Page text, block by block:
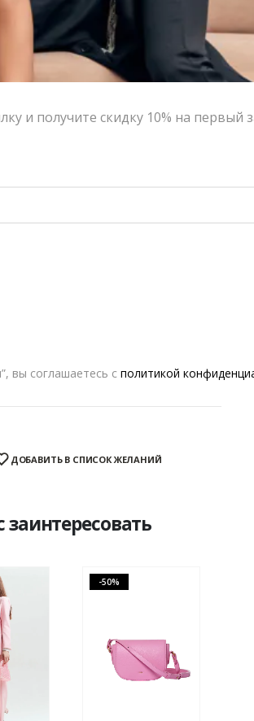
Грузия
В КОРЗИНУ
ДОБАВИТЬ В СПИСОК ЖЕЛАНИЙ
-50%
и получите скидку 10% на первый
вы соглашаетесь с политикой